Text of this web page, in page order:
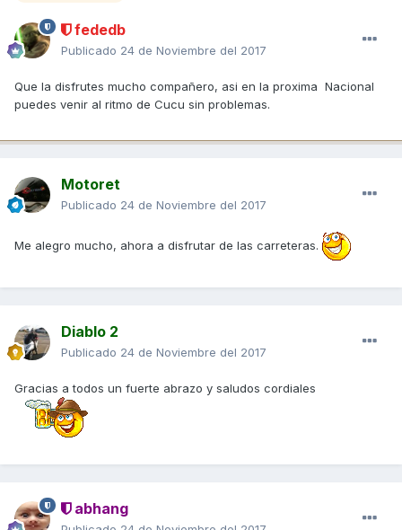
fededb
Publicado 24 de Noviembre del 2017
Que la disfrutes mucho compañero, asi en la proxima Nacional
puedes venir al ritmo de Cucu sin problemas.
Motoret
Publicado 24 de Noviembre del 2017
Me alegro mucho, ahora a disfrutar de las carreteras.
Diablo 2
Publicado 24 de Noviembre del 2017
Gracias a todos un fuerte abrazo y saludos cordiales
abhang